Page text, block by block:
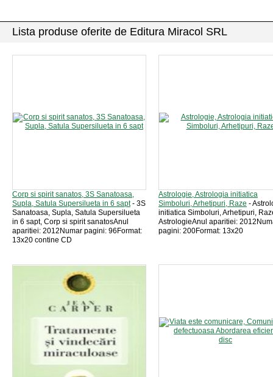
Lista produse oferite de Editura Miracol SRL
Corp si spirit sanatos, 3S Sanatoasa,
Supla, Satula Supersilueta in 6 sapt- 3S
Sanatoasa, Supla, Satula Supersilueta
in 6 sapt, Corp si spirit sanatosAnul
aparitiei: 2012Numar pagini: 96Format:
13x20 contine CD
Astrologie, Astrologia initiatica
Simboluri, Arhetipuri, Raze -
initiatica Simboluri, Arhetipuri,
AstrologieAnul aparitiei:
pagini: 200Format: 13x20